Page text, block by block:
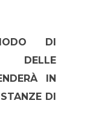
DI
DELLE
IN
DI